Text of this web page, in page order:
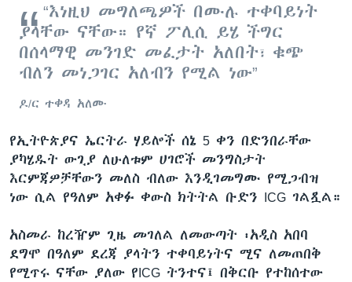
“እነዚህ መግለጫዎች በሙሉ ተቀባይነት
ያላቸው ናቸው። የኛ ፖሊሲ ይሄ ችግር
በሰላማዊ መንገድ መፈታት አለበት፣ ቁጭ
ብለን መነጋገር አለብን የሚል ነው”
ዶ/ር ተቀዳ አለሙ
የኢትዮጵያና ኤርትራ ሃይሎች ሰኔ 5 ቀን በድንበራቸው
ያካሄዱት ውጊያ ለሁለቱም ሀገሮች መንግስታት
እርምጃዎቻቸውን መለስ ብለው እንዲገመግሙ የሚጋብዝ
ነው ሲል የዓለም አቀፉ ቀውስ ክትትል ቡድን ICG ገልጿል።
አስመራ ከረዥም ጊዜ መገለል ለመውጣት ፡አዲስ አበባ
ደግሞ በዓለም ደረጃ ያላትን ተቀባይነትና ሚና ለመጠበቅ
የሚጥሩ ናቸው ያለው የICG ትንተና፤ በቅርቡ የተከሰተው